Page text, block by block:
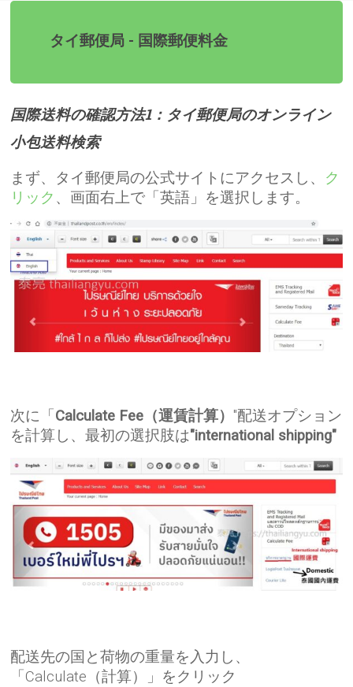
タイ郵便局 - 国際郵便料金
国際送料の確認方法1：タイ郵便局のオンライン
小包送料検索
まず、タイ郵便局の公式サイトにアクセスし、 ク
リック 、画面右上で「英語」を選択します。
次に「 Calculate Fee（運賃計算） "配送オプション
を計算し、最初の選択肢は"international shipping"
配送先の国と荷物の重量を入力し、
「Calculate（計算）」をクリック